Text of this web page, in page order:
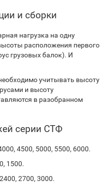
и сборки
нагрузка на одну
расположения первого
грузовых балок). И
учитывать высоту
и высоту
в разобранном
серии СТФ
4500, 5000, 5500, 6000.
1500.
2700, 3000.